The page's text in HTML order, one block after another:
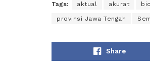
Tags: aktual akurat
provinsi Jawa Tengah
Share